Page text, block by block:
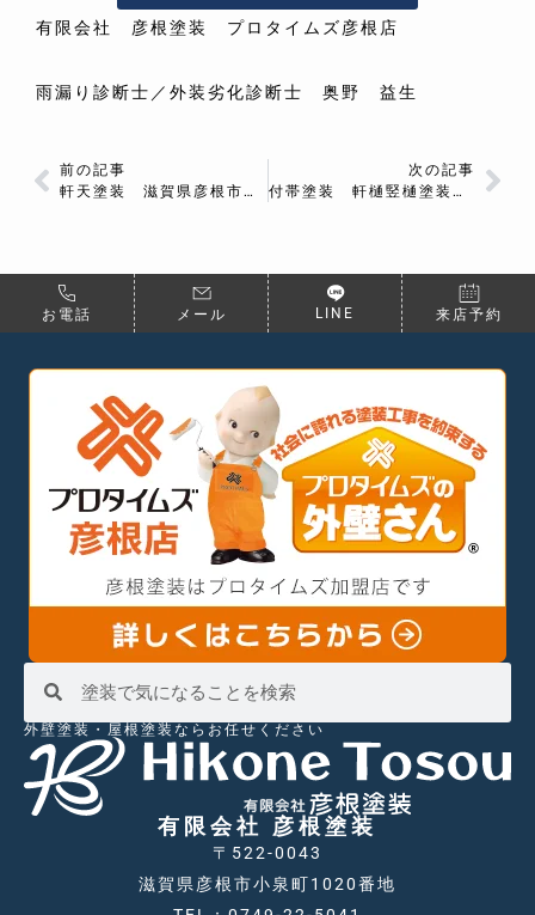
有限会社 彦根塗装 プロタイムズ彦根店
雨漏り診断士／外装劣化診断士 奥野 益生
前の記事
軒天塗装 滋賀県彦根市 М様邸
次の記事
付帯塗装 軒樋竪樋塗装 滋賀県彦根市 М様邸
お電話 メール LINE 来店予約
外壁塗装・屋根塗装ならお任せください
有限会社 彦根塗装
〒522-0043
滋賀県彦根市小泉町1020番地